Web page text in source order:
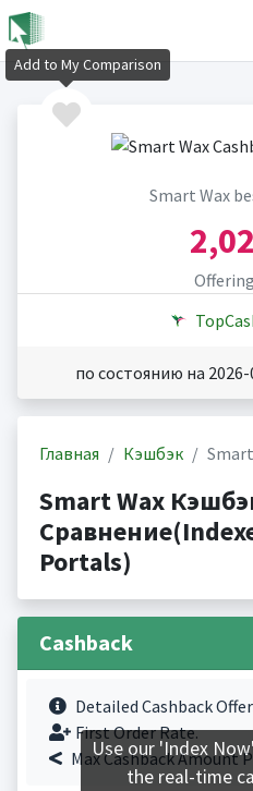
Smart Wax
по состоянию на 2026-
Главная Кэшбэк
Smart Wax
Portals)
Cashback
Detailed Cashback
First Order Rate.
Max Cashback Amount
Add to My Comparison
Use our 'Index
the real-time